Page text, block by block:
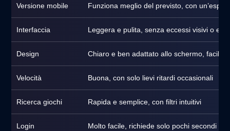
Versione mobile Funziona meglio del previsto, con
Interfaccia Leggera e pulita, senza eccessi visivi o
Design Chiaro e ben adattato allo schermo, facile
Velocità Buona, con solo lievi ritardi occasionali
Ricerca giochi Rapida e semplice, con filtri intuitivi
Login Molto facile, richiede solo pochi secondi